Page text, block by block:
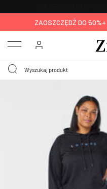
ZAOSZCZĘDŹ DO 50%+
Menu